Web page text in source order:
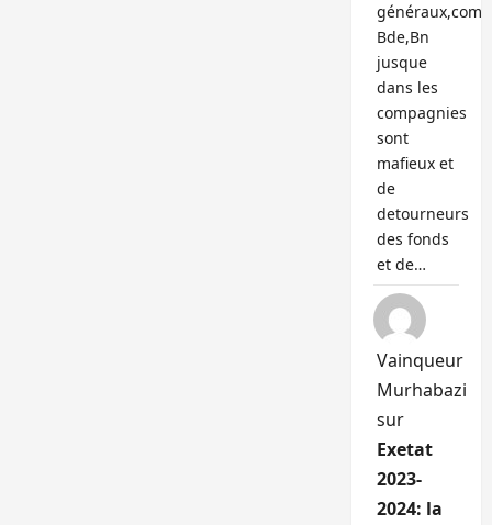
généraux,com
Bde,Bn
jusque
dans les
compagnies
sont
mafieux et
de
detourneurs
des fonds
et de…
Vainqueur
Murhabazi
sur
Exetat
2023-
2024: la